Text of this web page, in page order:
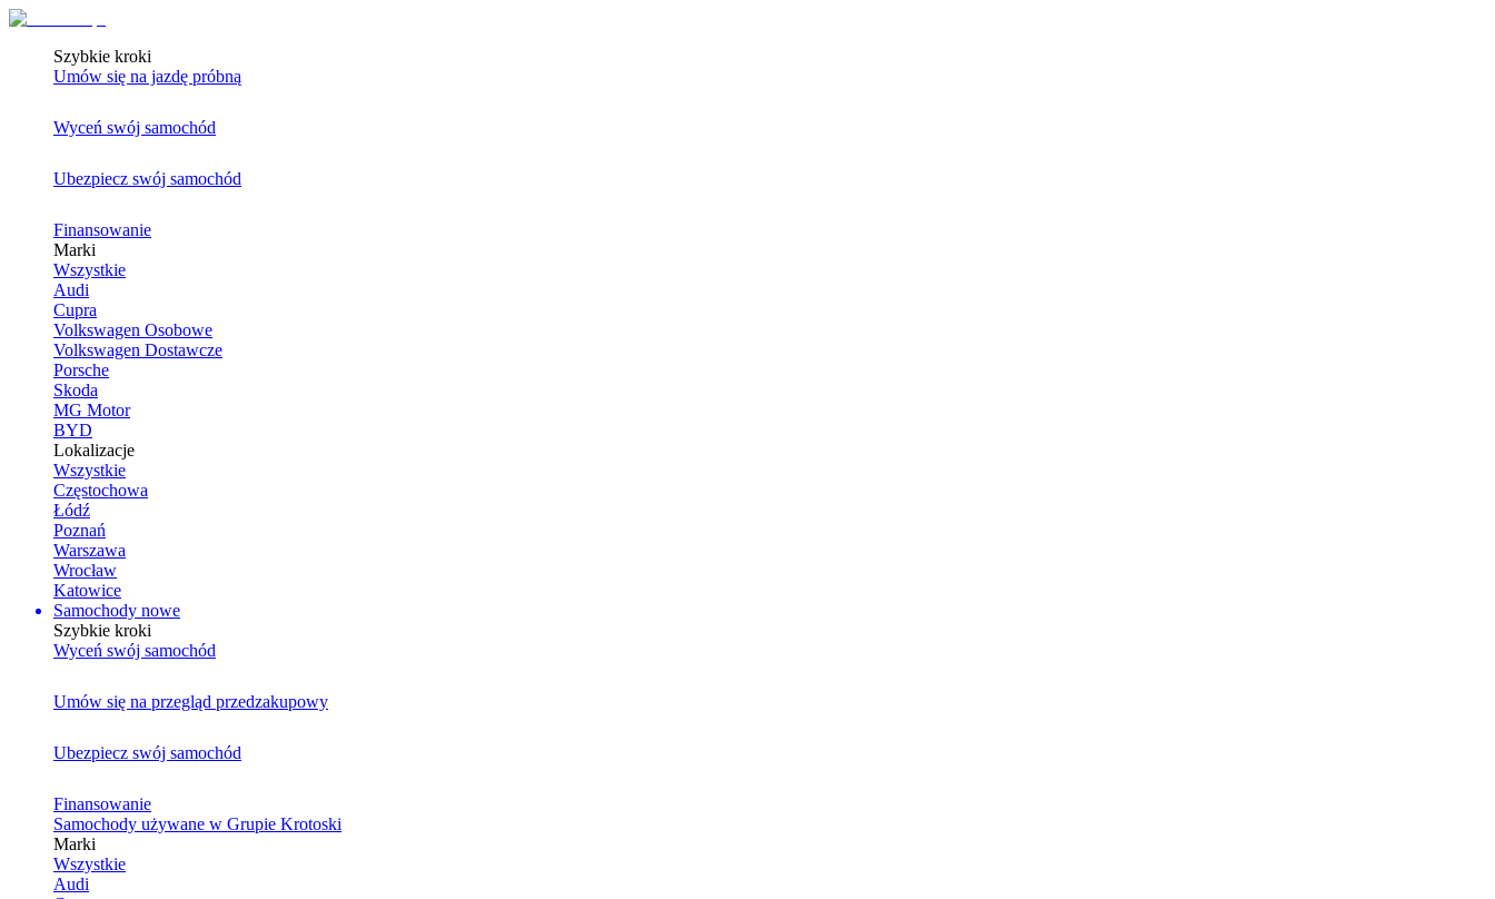
Szybkie kroki
Umów się na jazdę próbną
Wyceń swój samochód
Ubezpiecz swój samochód
Finansowanie
Marki
Wszystkie
Audi
Cupra
Volkswagen Osobowe
Volkswagen Dostawcze
Porsche
Skoda
MG Motor
BYD
Lokalizacje
Wszystkie
Częstochowa
Łódź
Poznań
Warszawa
Wrocław
Katowice
Samochody nowe
Szybkie kroki
Wyceń swój samochód
Umów się na przegląd przedzakupowy
Ubezpiecz swój samochód
Finansowanie
Samochody używane w Grupie Krotoski
Marki
Wszystkie
Audi